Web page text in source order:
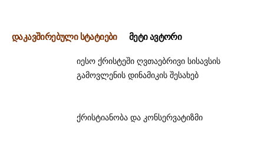
დაკავშირებული სტატიები მეტი ავტორი
იესო ქრისტეში ღვთაებრივი სისავსის
გამოვლენის დინამიკის შესახებ
ქრისტიანობა და კონსერვატიზმი